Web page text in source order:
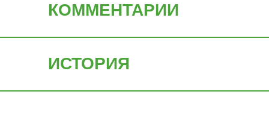
КОММЕНТАРИИ
ИСТОРИЯ